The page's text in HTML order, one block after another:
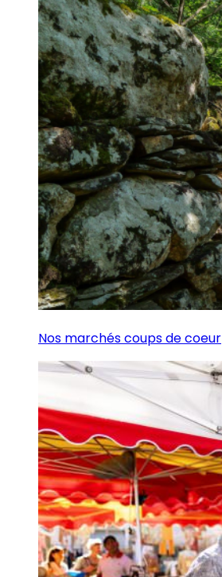
Nos marchés coups de coeur